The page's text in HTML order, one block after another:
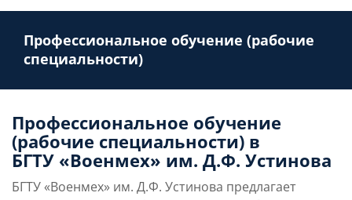
Студентам
Преподавателям
Слушателям
Партнерам
Профессиональное обучение (рабочие
специальности)
Профессиональное обучение
(рабочие специальности) в
БГТУ «Военмех» им. Д.Ф. Устинова
БГТУ «Военмех» им. Д.Ф. Устинова предлагает